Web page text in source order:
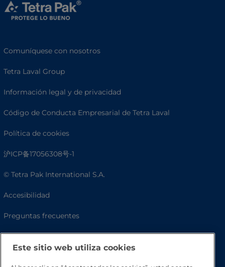
Comuníquese con nosotros
Tetra Laval Group
Información legal y de privacidad
Código de Conducta Empresarial de Tetra Laval
Política de cookies
沪ICP备17056308号-1
© Tetra Pak International S.A.
Accesibilidad
Preguntas frecuentes
Este sitio web utiliza cookies